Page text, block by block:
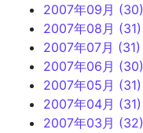
2007年09月 (30)
2007年08月 (31)
2007年07月 (31)
2007年06月 (30)
2007年05月 (31)
2007年04月 (31)
2007年03月 (32)